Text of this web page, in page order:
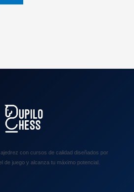
con cursos de calidad diseñados por
de juego y alcanza tu máximo potencial.